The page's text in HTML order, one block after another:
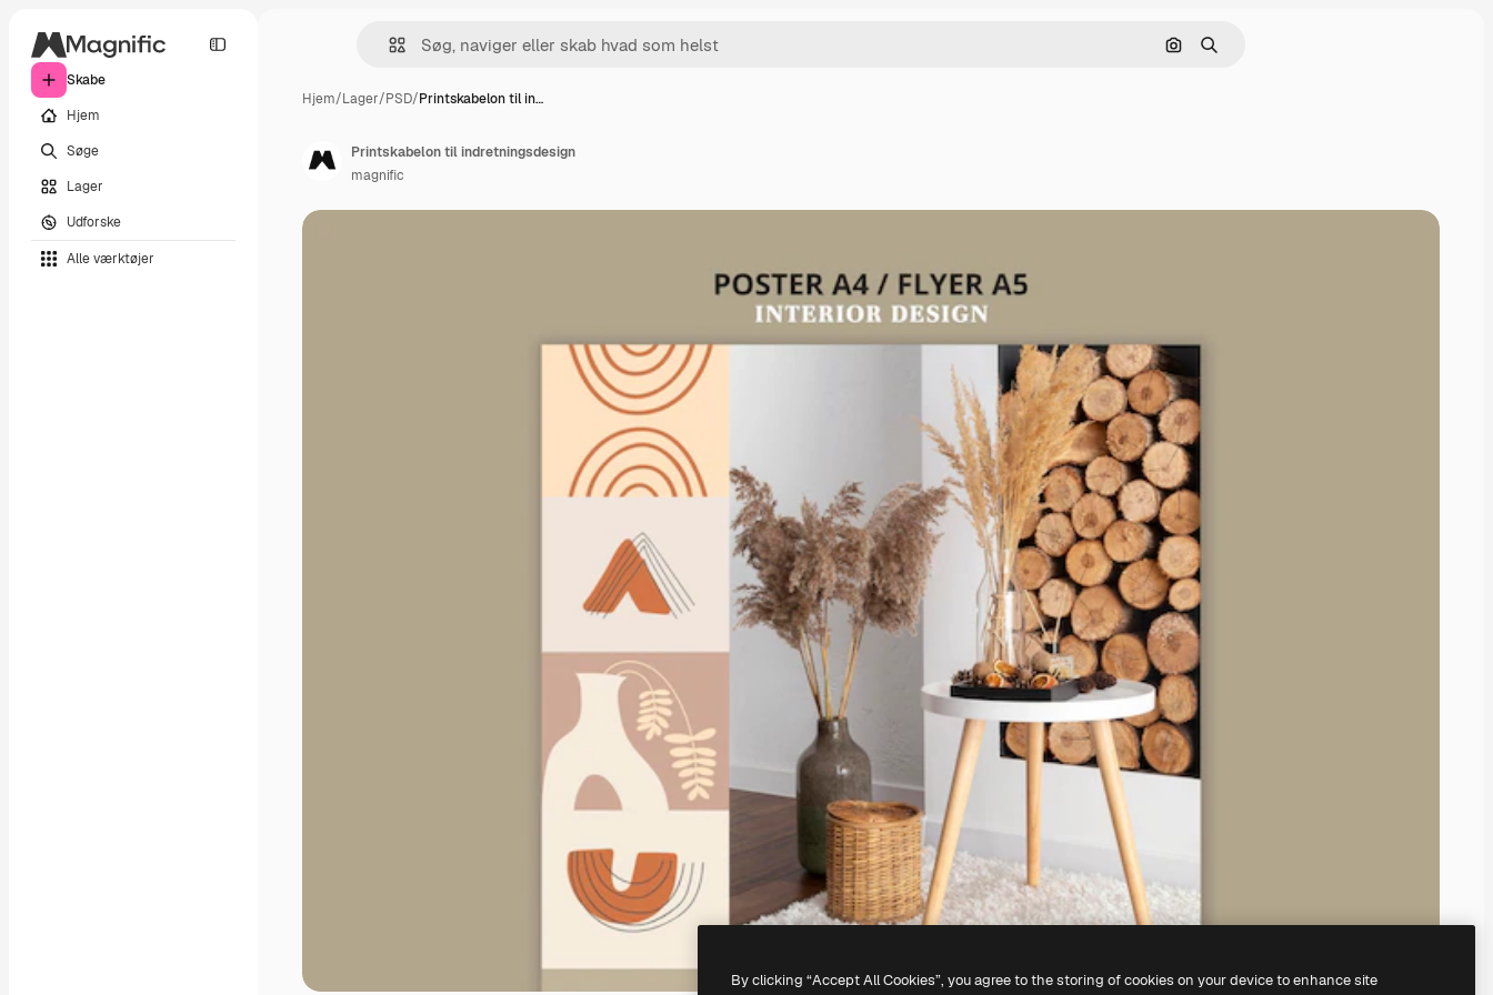
Skabe
Hjem
Søge
Lager
Udforske
Alle værktøjer
Søg efter billede
Søge
Hjem/Lager/PSD/Printskabelon til in…
Printskabelon til indretningsdesign
magnific
By clicking “Accept All Cookies”, you agree to the storing of cookies on your device to enhance site